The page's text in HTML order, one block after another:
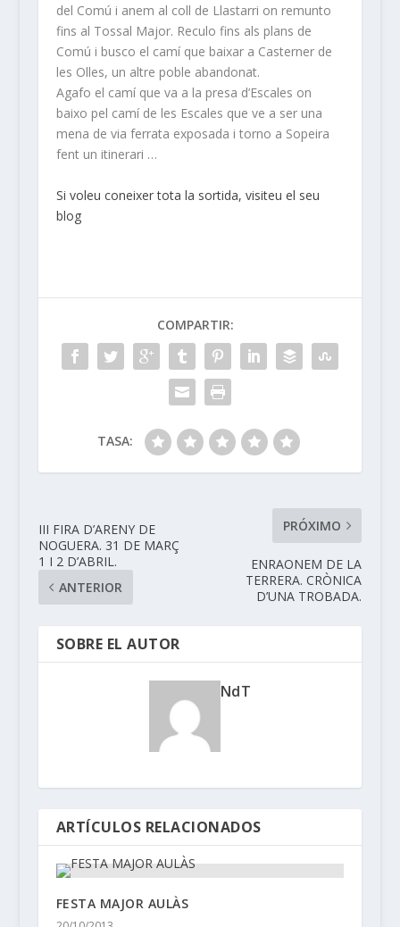
del Comú i anem al coll de Llastarri on remunto
fins al Tossal Major. Reculo fins als plans de
Comú i busco el camí que baixar a Casterner de
les Olles, un altre poble abandonat.
Agafo el camí que va a la presa d’Escales on
baixo pel camí de les Escales que ve a ser una
mena de via ferrata exposada i torno a Sopeira
fent un itinerari …
Si voleu coneixer tota la sortida, visiteu el seu
blog
COMPARTIR:
TASA:
III FIRA D’ARENY DE
NOGUERA. 31 DE MARÇ
1 I 2 D’ABRIL.
ANTERIOR
PRÓXIMO
ENRAONEM DE LA
TERRERA. CRÒNICA
D’UNA TROBADA.
SOBRE EL AUTOR
NdT
ARTÍCULOS RELACIONADOS
FESTA MAJOR AULÀS